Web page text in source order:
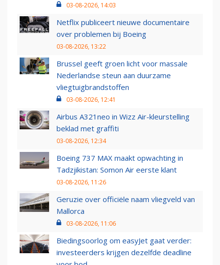
03-08-2026, 14:03
Netflix publiceert nieuwe documentaire
over problemen bij Boeing
03-08-2026, 13:22
Brussel geeft groen licht voor massale
Nederlandse steun aan duurzame
vliegtuigbrandstoffen
03-08-2026, 12:41
Airbus A321neo in Wizz Air-kleurstelling
beklad met graffiti
03-08-2026, 12:34
Boeing 737 MAX maakt opwachting in
Tadzjikistan: Somon Air eerste klant
03-08-2026, 11:26
Geruzie over officiële naam vliegveld van
Mallorca
03-08-2026, 11:06
Biedingsoorlog om easyJet gaat verder:
investeerders krijgen dezelfde deadline